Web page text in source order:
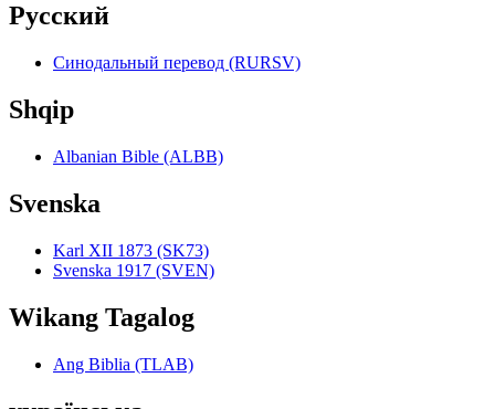
Pyccкий
Синодальный перевод (RURSV)
Shqip
Albanian Bible (ALBB)
Svenska
Karl XII 1873 (SK73)
Svenska 1917 (SVEN)
Wikang Tagalog
Ang Biblia (TLAB)